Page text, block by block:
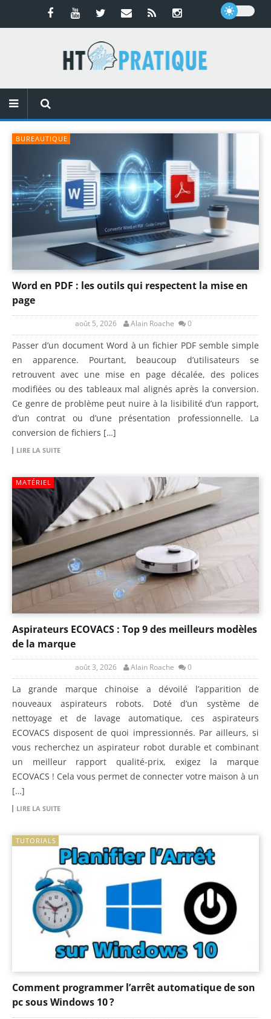
BUREAUTIQUE
Word en PDF : les outils qui respectent la mise en
page
août 5, 2026 Alain Roache 0
Passer d’un document Word à un fichier PDF semble simple
en apparence. Pourtant, beaucoup d’utilisateurs se
retrouvent avec une mise en page décalée, des polices
modifiées ou des tableaux mal alignés après la conversion.
Ce genre de problème peut nuire à la lisibilité d’un rapport,
d’un contrat ou d’une présentation professionnelle. La
conversion de fichiers […]
LIRE LA SUITE
MATÉRIEL
Aspirateurs ECOVACS : Top 9 des meilleurs modèles
de la marque
août 3, 2026 Alain Roache 0
La grande marque chinoise a dévoilé l’apparition de
nouveaux aspirateurs robots. Doté d’un système de
nettoyage et de lavage automatique, ces aspirateurs
ECOVACS disposent de quoi impressionnés. Par ailleurs, si
vous recherchez un aspirateur robot durable et combinant
un meilleur rapport qualité-prix, exigez la marque
ECOVACS ! Cela vous permet de connecter votre maison à un
[…]
LIRE LA SUITE
TUTORIALS
Comment programmer l’arrêt automatique de son
pc sous Windows 10 ?